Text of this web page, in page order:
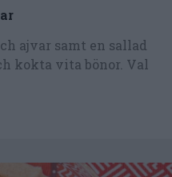
ajvar samt en sallad
kokta vita bönor. Val